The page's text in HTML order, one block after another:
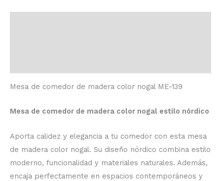
Mesa de comedor de madera color nogal ME-139
Mesa de comedor de madera color nogal estilo nórdico
Aporta calidez y elegancia a tu comedor con esta mesa
de madera color nogal. Su diseño nórdico combina estilo
moderno, funcionalidad y materiales naturales. Además,
encaja perfectamente en espacios contemporáneos y